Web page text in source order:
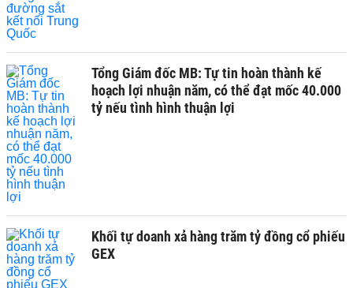
Tổng Giám đốc MB: Tự tin hoàn thành kế
hoạch lợi nhuận năm, có thể đạt mốc 40.000
tỷ nếu tình hình thuận lợi
Khối tự doanh xả hàng trăm tỷ đồng cổ phiếu
GEX